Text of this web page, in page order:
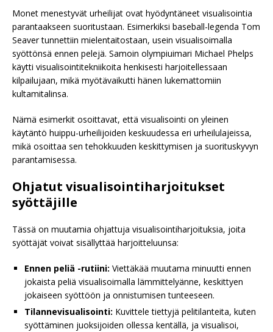
Monet menestyvät urheilijat ovat hyödyntäneet visualisointia
parantaakseen suoritustaan. Esimerkiksi baseball-legenda Tom
Seaver tunnettiin mielentaitostaan, usein visualisoimalla
syöttönsä ennen pelejä. Samoin olympiuimari Michael Phelps
käytti visualisointitekniikoita henkisesti harjoitellessaan
kilpailujaan, mikä myötävaikutti hänen lukemattomiin
kultamitalinsa.
Nämä esimerkit osoittavat, että visualisointi on yleinen
käytäntö huippu-urheilijoiden keskuudessa eri urheilulajeissa,
mikä osoittaa sen tehokkuuden keskittymisen ja suorituskyvyn
parantamisessa.
Ohjatut visualisointiharjoitukset
syöttäjille
Tässä on muutamia ohjattuja visualisointiharjoituksia, joita
syöttäjät voivat sisällyttää harjoitteluunsa:
Ennen peliä -rutiini: Viettäkää muutama minuutti ennen
jokaista peliä visualisoimalla lämmittelyänne, keskittyen
jokaiseen syöttöön ja onnistumisen tunteeseen.
Tilannevisualisointi: Kuvittele tiettyjä pelitilanteita, kuten
syöttäminen juoksijoiden ollessa kentällä, ja visualisoi,